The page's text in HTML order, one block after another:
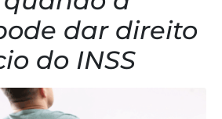
dar direito
do INSS